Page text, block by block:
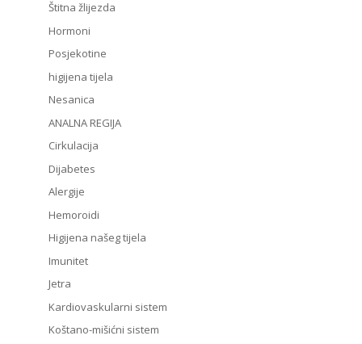
Štitna žlijezda
Hormoni
Posjekotine
higijena tijela
Nesanica
ANALNA REGIJA
Cirkulacija
Dijabetes
Alergije
Hemoroidi
Higijena našeg tijela
Imunitet
Jetra
Kardiovaskularni sistem
Koštano-mišićni sistem